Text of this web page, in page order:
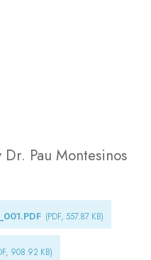
Pau Montesinos
(PDF, 557.87 KB)
908.92 KB)